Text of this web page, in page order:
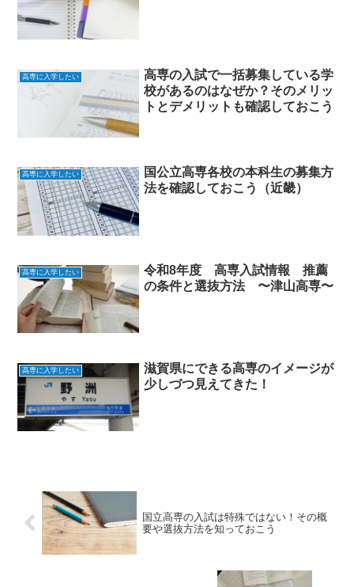
高専に入学したい
高専の入試で一括募集している学
校があるのはなぜか？そのメリッ
トとデメリットも確認しておこう
高専に入学したい
国公立高専各校の本科生の募集方
法を確認しておこう（近畿）
高専に入学したい
令和8年度 高専入試情報 推薦
の条件と選抜方法 〜津山高専〜
高専に入学したい
滋賀県にできる高専のイメージが
少しづつ見えてきた！
国立高専の入試は特殊ではない！その概
要や選抜方法を知っておこう